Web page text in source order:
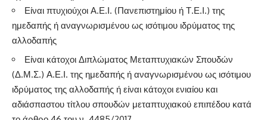
Είναι πτυχιούχοι Α.Ε.Ι. (Πανεπιστημίου ή Τ.Ε.Ι.) της
ημεδαπής ή αναγνωρισμένου ως ισότιμου ιδρύματος της
αλλοδαπής
Είναι κάτοχοι Διπλώματος Μεταπτυχιακών Σπουδών
(Δ.Μ.Σ.) Α.Ε.Ι. της ημεδαπής ή αναγνωρισμένου ως ισότιμου
ιδρύματος της αλλοδαπής ή είναι κάτοχοι ενιαίου και
αδιάσπαστου τίτλου σπουδών μεταπτυχιακού επιπέδου κατά